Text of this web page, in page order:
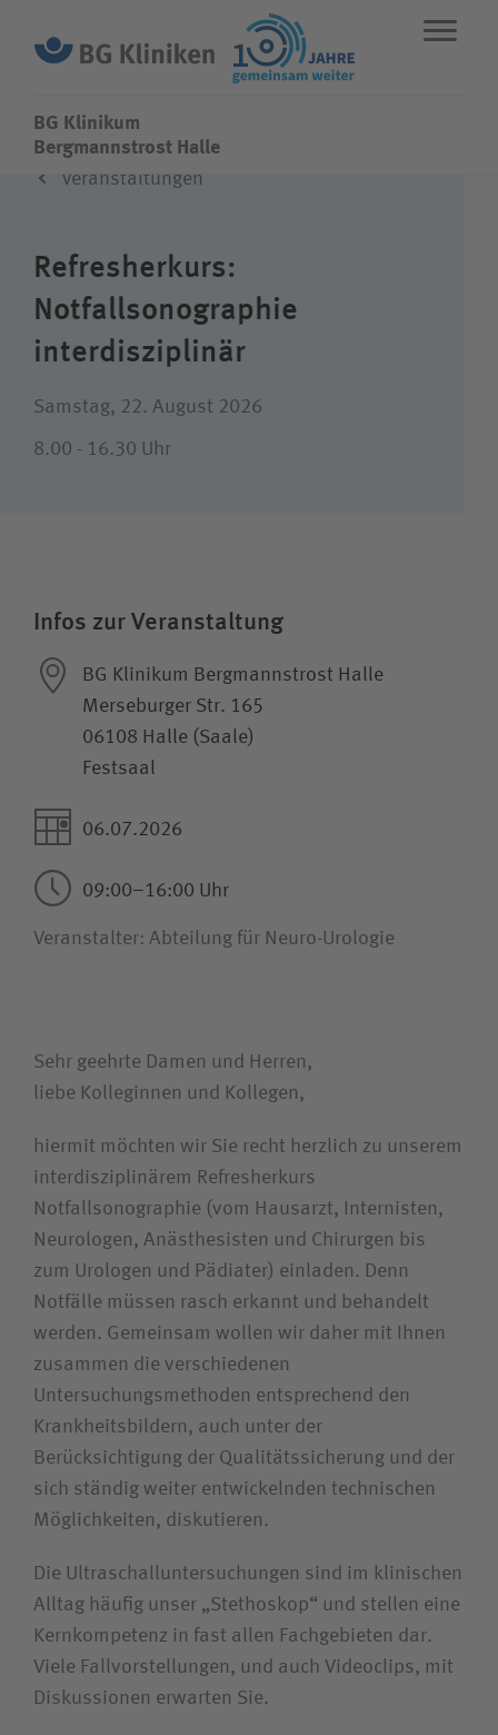
BG Klinikum
Über uns
Ich bin
Patientin / Patient
Besucherin / Besucher
Journalistin / Journalist
BG Klinikum
Bergmannstrost Halle
Veranstaltungen
Refresherkurs:
Notfallsonographie
interdisziplinär
Samstag, 22. August 2026
8.00 - 16.30 Uhr
Infos zur Veranstaltung
BG Klinikum Bergmannstrost Halle
Merseburger Str. 165
06108 Halle (Saale)
Festsaal
06.07.2026
09:00–16:00 Uhr
Veranstalter: Abteilung für Neuro-Urologie
Sehr geehrte Damen und Herren,
liebe Kolleginnen und Kollegen,
hiermit möchten wir Sie recht herzlich zu unserem
interdisziplinärem Refresherkurs
Notfallsonographie (vom Hausarzt, Internisten,
Neurologen, Anästhesisten und Chirurgen bis
zum Urologen und Pädiater) einladen. Denn
Notfälle müssen rasch erkannt und behandelt
werden. Gemeinsam wollen wir daher mit Ihnen
zusammen die verschiedenen
Untersuchungsmethoden entsprechend den
Krankheitsbildern, auch unter der
Berücksichtigung der Qualitätssicherung und der
sich ständig weiter entwickelnden technischen
Möglichkeiten, diskutieren.
Die Ultraschalluntersuchungen sind im klinischen
Alltag häufig unser „Stethoskop“ und stellen eine
Kernkompetenz in fast allen Fachgebieten dar.
Viele Fallvorstellungen, und auch Videoclips, mit
Diskussionen erwarten Sie.